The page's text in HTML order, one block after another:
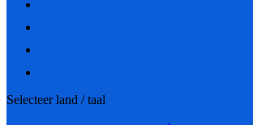
Selecteer land / taal